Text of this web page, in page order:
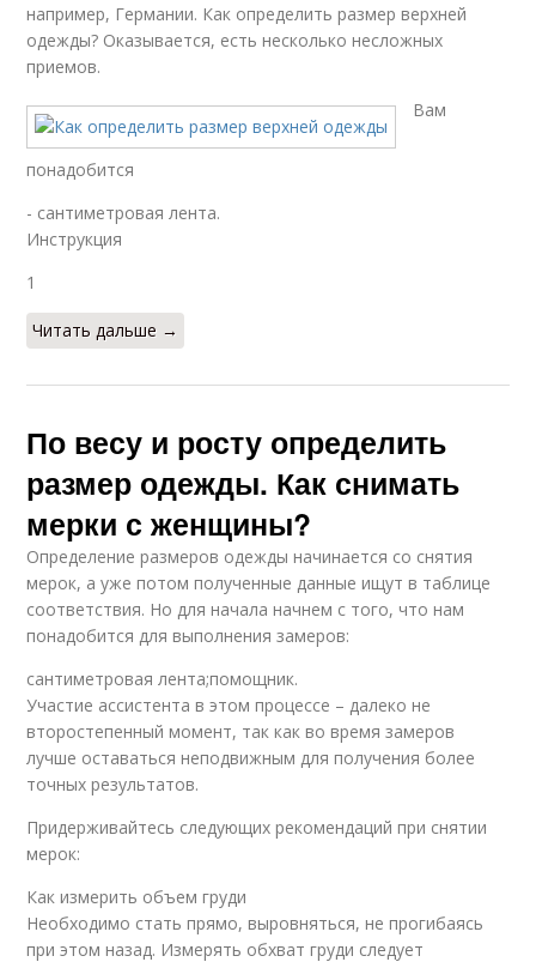
например, Германии. Как определить размер верхней
одежды? Оказывается, есть несколько несложных
приемов.
Вам
понадобится
- сантиметровая лента.
Инструкция
1
Читать дальше →
По весу и росту определить
размер одежды. Как снимать
мерки с женщины?
Определение размеров одежды начинается со снятия
мерок, а уже потом полученные данные ищут в таблице
соответствия. Но для начала начнем с того, что нам
понадобится для выполнения замеров:
сантиметровая лента;помощник.
Участие ассистента в этом процессе – далеко не
второстепенный момент, так как во время замеров
лучше оставаться неподвижным для получения более
точных результатов.
Придерживайтесь следующих рекомендаций при снятии
мерок:
Как измерить объем груди
Необходимо стать прямо, выровняться, не прогибаясь
при этом назад. Измерять обхват груди следует